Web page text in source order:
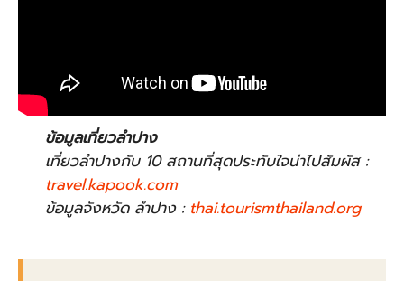
ข้อมูลเที่ยวลำปาง
เที่ยวลำปางกับ 10 สถานที่สุดประทับใจน่าไปสัมผัส :
travel.kapook.com
ข้อมูลจังหวัด ลำปาง : thai.tourismthailand.org